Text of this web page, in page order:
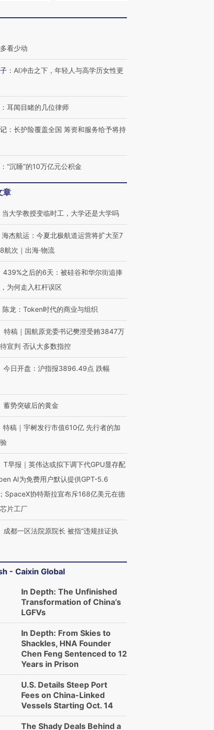
届链博
多看少动
： AI冲击之下，年轻人与高学历女性更
： 耳闻目睹的几位律师
： 长护险覆盖全国 筹资和服务给予将持
： “沉睡”的10万亿元公积金
章
当大学教授变临时工，大学还是大学吗
海杰航运：今夏北极航道运营将扩大至7
航次｜出海·物流
439%之后的6天：被硅谷和华尔街追捧
为何走入杠杆误区
陈龙：Token时代的商业与组织
特稿｜国航原党委书记樊澄受贿3847万
宣判 否认大多数指控
今日开盘：沪指报3896.49点 跌幅
蓄势突破后的黄金
特稿｜宇树发行市值610亿 先行者的加
T早报｜英伟达或拟下调下代GPU显存配
AI为免费用户默认提供GPT-5.6
SpaceX协特斯拉宣布斥168亿美元在德
片工厂
成都一区法院原院长 被指“违规挂证执
- Caixin Global
In Depth: The Unfinished
Transformation of China’s
LGFVs
In Depth: From Skies to
Shackles, HNA Founder
Chen Feng Sentenced to 12
Years in Prison
U.S. Details Steep Port
Fees on China-Linked
Vessels Starting Oct. 14
The Shady Deals Behind a